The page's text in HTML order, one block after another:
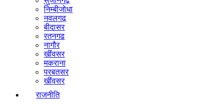
निम्बीजोधा
नवलगढ़
बीदासर
रतनगढ
नागौर
खींवसर
मकराना
परबतसर
खींवसर
राजनीति